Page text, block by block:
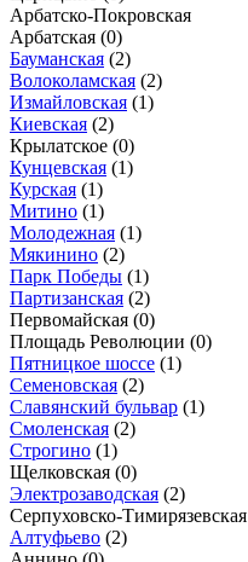
Арбатско-Покровская
Арбатская (0)
Бауманская (2)
Волоколамская (2)
Измайловская (1)
Киевская (2)
Крылатское (0)
Кунцевская (1)
Курская (1)
Митино (1)
Молодежная (1)
Мякинино (2)
Парк Победы (1)
Партизанская (2)
Первомайская (0)
Площадь Революции (0)
Пятницкое шоссе (1)
Семеновская (2)
Славянский бульвар (1)
Смоленская (2)
Строгино (1)
Щелковская (0)
Электрозаводская (2)
Серпуховско-Тимирязевская
Алтуфьево (2)